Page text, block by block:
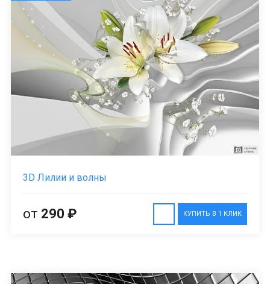
3D Лилии и волны
КУПИТЬ В 1 КЛИК
от 290 ₽